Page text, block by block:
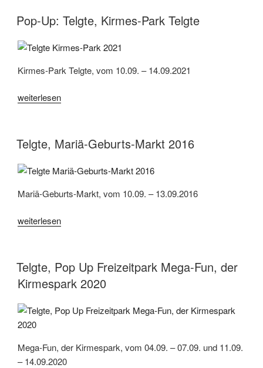
Markt
2022“
Pop-Up: Telgte, Kirmes-Park Telgte
Kirmes-Park Telgte, vom 10.09. – 14.09.2021
„Pop-
Kirmes-
Park
Telgte“
weiterlesen
Telgte, Mariä-Geburts-Markt 2016
Mariä-Geburts-Markt, vom 10.09. – 13.09.2016
„Telgte,
Markt
2016“
weiterlesen
Telgte, Pop Up Freizeitpark Mega-Fun, der
Kirmespark 2020
Mega-Fun, der Kirmespark, vom 04.09. – 07.09. und 11.09.
– 14.09.2020